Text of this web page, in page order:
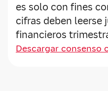
es solo con fines
cifras deben leerse
financieros
Descargar consenso